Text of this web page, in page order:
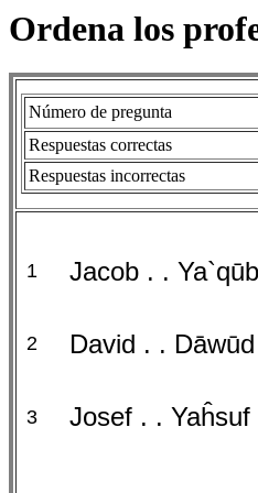
Ordena los
Número de pregunta
Respuestas correctas
Respuestas incorrectas
1
2
3